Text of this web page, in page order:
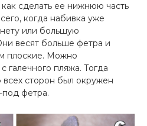
сделать ее нижнюю часть
когда набивка уже
или большую
весят больше фетра и
плоские. Можно
галечного пляжа. Тогда
сторон был окружен
под фетра.